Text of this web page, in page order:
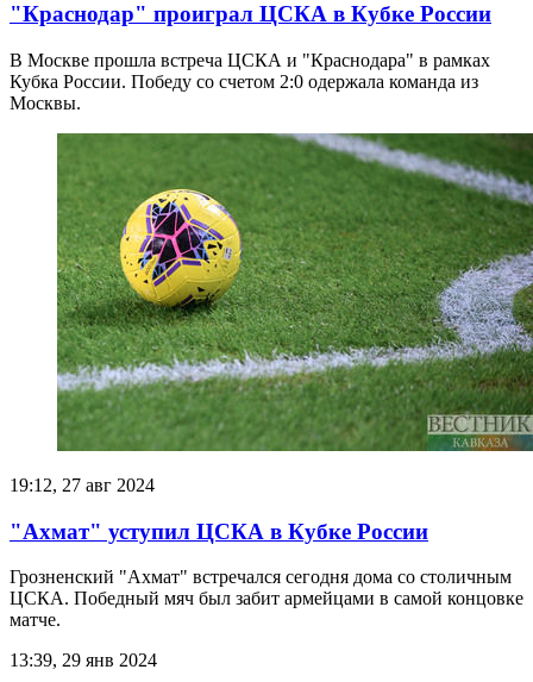
"Краснодар" проиграл ЦСКА в Кубке России
В Москве прошла встреча ЦСКА и "Краснодара" в рамках
Кубка России. Победу со счетом 2:0 одержала команда из
Москвы.
19:12, 27 авг 2024
"Ахмат" уступил ЦСКА в Кубке России
Грозненский "Ахмат" встречался сегодня дома со столичным
ЦСКА. Победный мяч был забит армейцами в самой концовке
матче.
13:39, 29 янв 2024